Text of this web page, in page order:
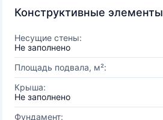
Конструктивные элементы
Несущие стены:
Не заполнено
Площадь подвала, м²:
Крыша:
Не заполнено
Фундамент: